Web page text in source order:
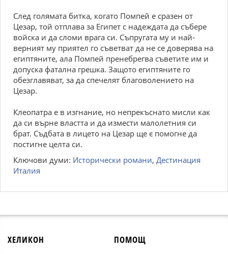
След голямата битка, когато Помпей е сразен от
Цезар, той отплава за Египет с надеждата да събере
войска и да сломи врага си. Съпругата му и най-
верният му приятел го съветват да не се доверява на
египтяните, ала Помпей пренебрегва съветите им и
допуска фатална грешка. Защото египтяните го
обезглавяват, за да спечелят благоволението на
Цезар.
Клеопатра е в изгнание, но непрекъснато мис­ли как
да си върне властта и да измести малолетния си
брат. Съдбата в лицето на Цезар ще є помогне да
постигне целта си.
Ключови думи: Исторически романи, Дестинация
Италия
ХЕЛИКОН ПОМОЩ